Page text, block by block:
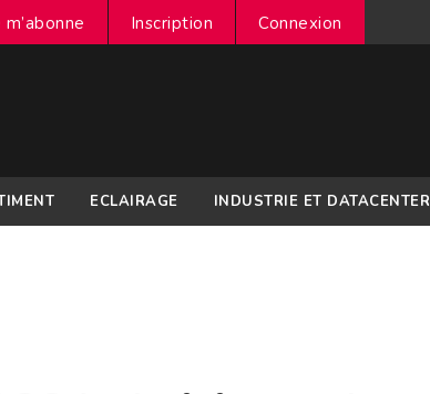
m’abonne Inscription Connexion
ECLAIRAGE INDUSTRIE ET DATACENTER